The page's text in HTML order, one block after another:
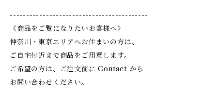
------------------------------------------
《商品をご覧になりたいお客様へ》
神奈川・東京エリアへお住まいの方は、
ご自宅付近まで商品をご用意します。
ご希望の方は、ご注文前に Contact から
お問い合わせください。